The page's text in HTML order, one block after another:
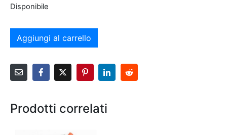
Disponibile
Aggiungi al carrello
Prodotti correlati